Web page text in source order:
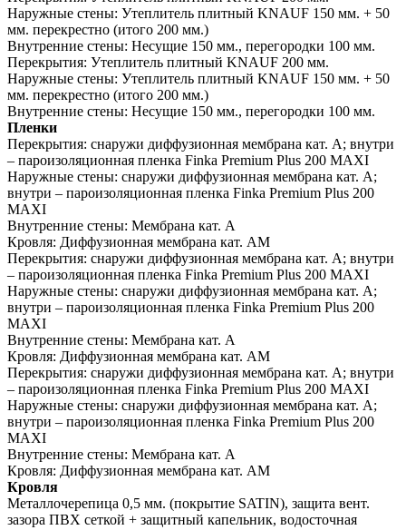
Наружные стены: Утеплитель плитный KNAUF 150 мм. + 50
мм. перекрестно (итого 200 мм.)
Внутренние стены: Несущие 150 мм., перегородки 100 мм.
Перекрытия: Утеплитель плитный KNAUF 200 мм.
Наружные стены: Утеплитель плитный KNAUF 150 мм. + 50
мм. перекрестно (итого 200 мм.)
Внутренние стены: Несущие 150 мм., перегородки 100 мм.
Пленки
Перекрытия: снаружи диффузионная мембрана кат. А; внутри
– пароизоляционная пленка Finka Premium Plus 200 MAXI
Наружные стены: снаружи диффузионная мембрана кат. А;
внутри – пароизоляционная пленка Finka Premium Plus 200
MAXI
Внутренние стены: Мембрана кат. А
Кровля: Диффузионная мембрана кат. АМ
Перекрытия: снаружи диффузионная мембрана кат. А; внутри
– пароизоляционная пленка Finka Premium Plus 200 MAXI
Наружные стены: снаружи диффузионная мембрана кат. А;
внутри – пароизоляционная пленка Finka Premium Plus 200
MAXI
Внутренние стены: Мембрана кат. А
Кровля: Диффузионная мембрана кат. АМ
Перекрытия: снаружи диффузионная мембрана кат. А; внутри
– пароизоляционная пленка Finka Premium Plus 200 MAXI
Наружные стены: снаружи диффузионная мембрана кат. А;
внутри – пароизоляционная пленка Finka Premium Plus 200
MAXI
Внутренние стены: Мембрана кат. А
Кровля: Диффузионная мембрана кат. АМ
Кровля
Металлочерепица 0,5 мм. (покрытие SATIN), защита вент.
зазора ПВХ сеткой + защитный капельник, водосточная